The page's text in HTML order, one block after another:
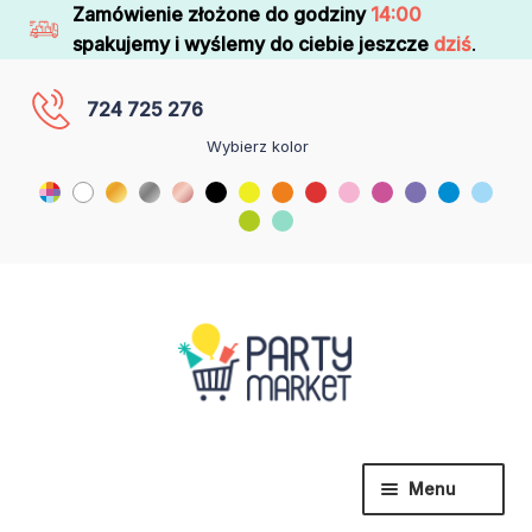
Zamówienie złożone do godziny 14:00
spakujemy i wyślemy do ciebie jeszcze dziś.
724 725 276
Wybierz kolor
Menu